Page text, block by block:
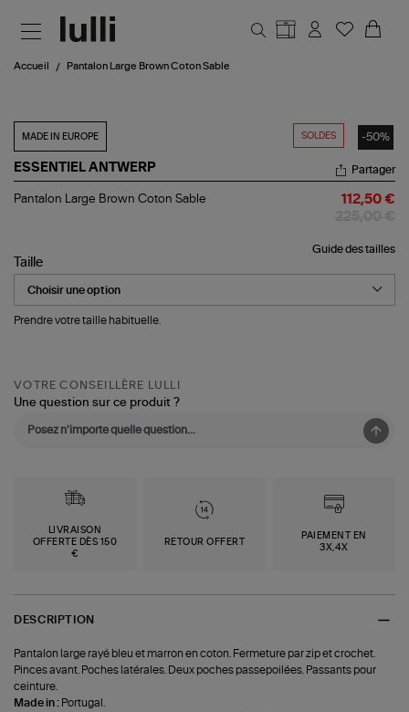
Accueil Pantalon Large Brown Coton Sable
SOLDES -50%
MADE IN EUROPE
ESSENTIEL ANTWERP
Pantalon
Sable
Partager
Pantalon Large Brown Coton Sable 112,50 €
Guide des tailles
Taille
Prendre votre taille habituelle.
VOTRE CONSEILLÈRE LULLI
Une question sur ce produit ?
LIVRAISON
OFFERTE DÈS 150
€
RETOUR OFFERT
PAIEMENT EN
3X,4X
DESCRIPTION
Pantalon large rayé bleu et marron en coton. Fermeture par zip et crochet.
Pinces avant. Poches latérales. Deux poches passepoilées. Passants pour
ceinture.
Made in : Portugal.